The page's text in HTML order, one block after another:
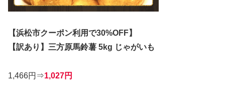
【浜松市クーポン利用で30%OFF】
【訳あり】三方原馬鈴薯 5kg じゃがいも
1,466円⇒1,027円